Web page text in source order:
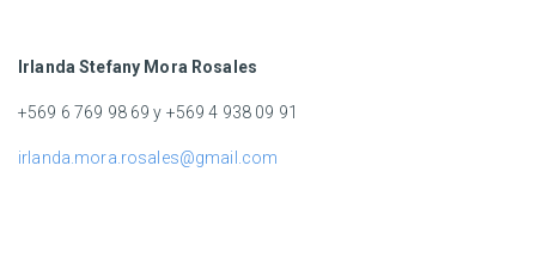
Irlanda Stefany Mora Rosales
+569 6 769 98 69 y +569 4 938 09 91
irlanda.mora.rosales@gmail.com